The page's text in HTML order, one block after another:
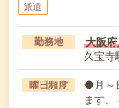
派遣
勤務地 大阪
久宝
曜日頻度
◆月～
ます。